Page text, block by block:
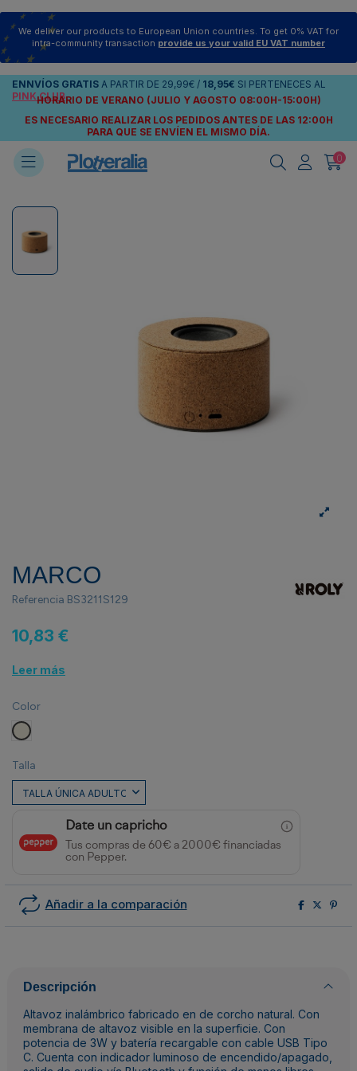
We deliver our products to European Union countries. To get 0% VAT for
intra-community transaction provide us your valid EU VAT number
ENNVÍOS GRATIS A PARTIR DE 29,99€ / 18,95€ SI PERTENECES AL
PINK CLUB
HORARIO DE VERANO (JULIO Y AGOSTO 08:00H-15:00H)
ES NECESARIO REALIZAR LOS PEDIDOS ANTES DE LAS 12:00H
PARA QUE SE ENVÍEN EL MISMO DÍA.
0
MARCO
Referencia BS3211S129
10,83 €
Leer más
Color
CRUDO
Talla
Date un capricho
Tus compras de 60€ a 2000€ financiadas
con Pepper.
Añadir a la comparación
Descripción
Altavoz inalámbrico fabricado en de corcho natural. Con
membrana de altavoz visible en la superficie. Con
potencia de 3W y batería recargable con cable USB Tipo
C. Cuenta con indicador luminoso de encendido/apagado,